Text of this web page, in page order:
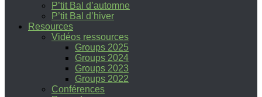
P’tit Bal d’automne
P’tit Bal d’hiver
Resources
Vidéos ressources
Groups 2025
Groups 2024
Groups 2023
Groups 2022
Conférences